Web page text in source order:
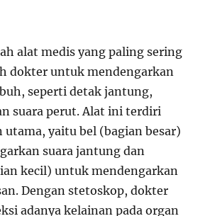
alat medis yang paling sering
dokter untuk mendengarkan
seperti detak jantung,
suara perut. Alat ini terdiri
utama, yaitu bel (bagian besar)
suara jantung dan
kecil) untuk mendengarkan
Dengan stetoskop, dokter
adanya kelainan pada organ